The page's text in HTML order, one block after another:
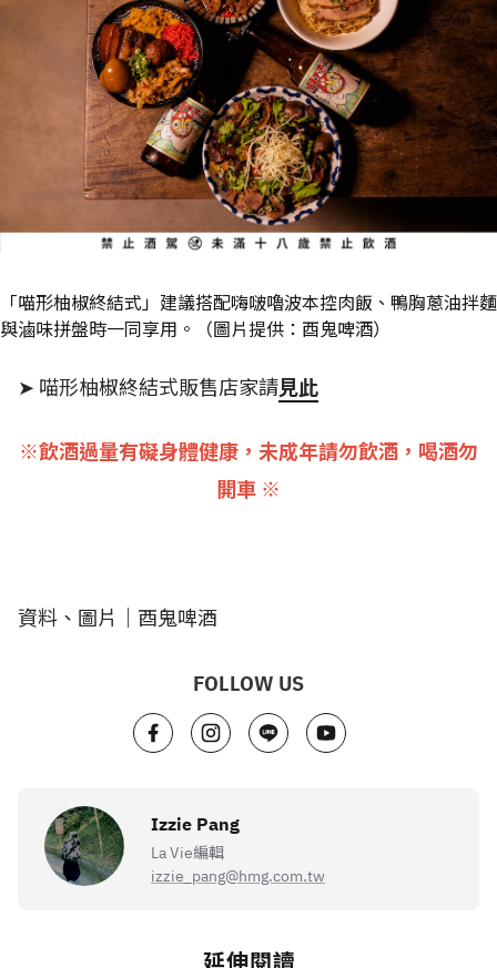
「喵形柚椒終結式」建議搭配嗨啵嚕波本控肉飯、鴨胸蔥油拌麵
與滷味拼盤時一同享用。（圖片提供：酉鬼啤酒）
➤ 喵形柚椒終結式販售店家請見此
※飲酒過量有礙身體健康，未成年請勿飲酒，喝酒勿
開車 ※
資料、圖片｜酉鬼啤酒
FOLLOW US
Izzie Pang
La Vie編輯
izzie_pang@hmg.com.tw
延伸閱讀